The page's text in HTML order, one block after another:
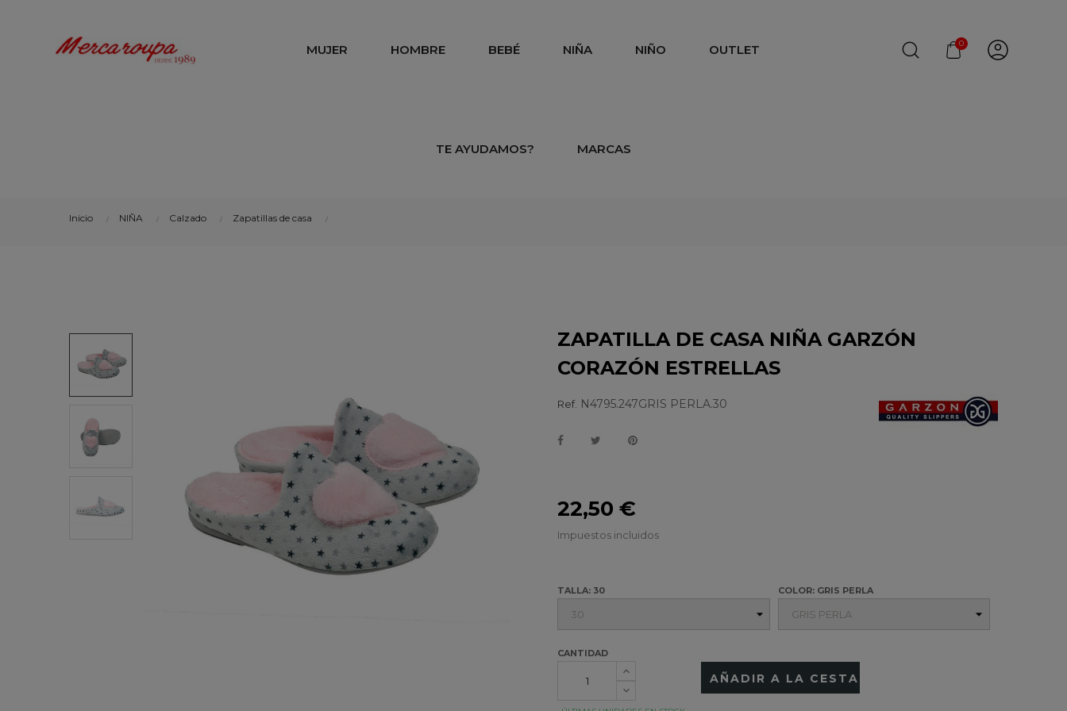
MUJER HOMBRE BEBÉ NIÑA NIÑO OUTLET
TE AYUDAMOS? MARCAS
0
Inicio NIÑA Calzado Zapatillas de casa
ZAPATILLA DE CASA NIÑA GARZÓN
CORAZÓN ESTRELLAS
Ref. N4795.247GRIS PERLA.30
22,50 €
Impuestos incluidos
TALLA: 30 COLOR: GRIS PERLA
CANTIDAD
AÑADIR A LA CESTA